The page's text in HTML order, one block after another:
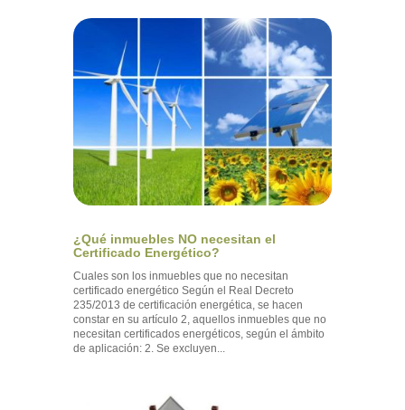
¿Qué inmuebles NO necesitan el
Certificado Energético?
Cuales son los inmuebles que no necesitan
certificado energético Según el Real Decreto
235/2013 de certificación energética, se hacen
constar en su artículo 2, aquellos inmuebles que no
necesitan certificados energéticos, según el ámbito
de aplicación: 2. Se excluyen...